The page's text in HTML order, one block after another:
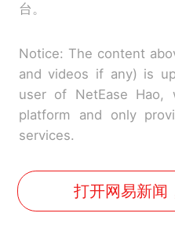
台。
Notice: The content
and videos if any) is
user of NetEase Hao,
platform and only
services.
打开网易新闻